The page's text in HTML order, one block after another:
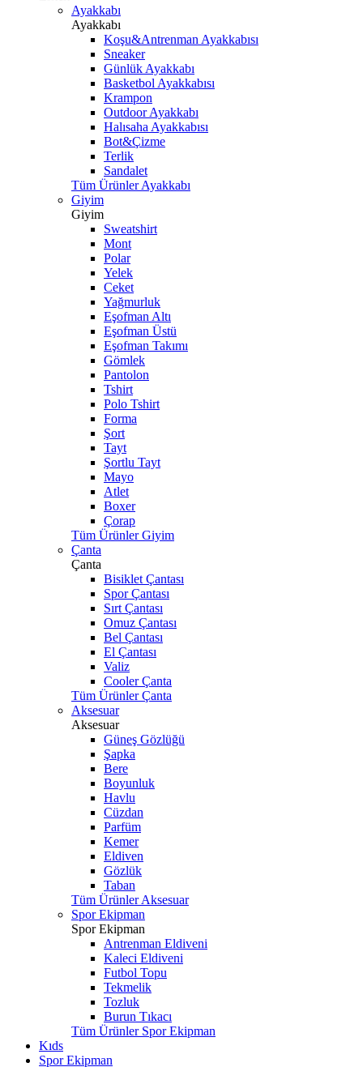
Ayakkabı
Ayakkabı
Koşu&Antrenman Ayakkabısı
Sneaker
Günlük Ayakkabı
Basketbol Ayakkabısı
Krampon
Outdoor Ayakkabı
Halısaha Ayakkabısı
Bot&Çizme
Terlik
Sandalet
Tüm Ürünler Ayakkabı
Giyim
Giyim
Sweatshirt
Mont
Polar
Yelek
Ceket
Yağmurluk
Eşofman Altı
Eşofman Üstü
Eşofman Takımı
Gömlek
Pantolon
Tshirt
Polo Tshirt
Forma
Şort
Tayt
Şortlu Tayt
Mayo
Atlet
Boxer
Çorap
Tüm Ürünler Giyim
Çanta
Çanta
Bisiklet Çantası
Spor Çantası
Sırt Çantası
Omuz Çantası
Bel Çantası
El Çantası
Valiz
Cooler Çanta
Tüm Ürünler Çanta
Aksesuar
Aksesuar
Güneş Gözlüğü
Şapka
Bere
Boyunluk
Havlu
Cüzdan
Parfüm
Kemer
Eldiven
Gözlük
Taban
Tüm Ürünler Aksesuar
Spor Ekipman
Spor Ekipman
Antrenman Eldiveni
Kaleci Eldiveni
Futbol Topu
Tekmelik
Tozluk
Burun Tıkacı
Tüm Ürünler Spor Ekipman
Kıds
Spor Ekipman